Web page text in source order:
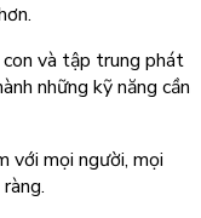
và tập trung phát
những kỹ năng cần
với mọi người, mọi